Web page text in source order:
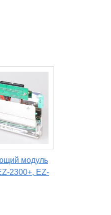
модуль
2300+, EZ-